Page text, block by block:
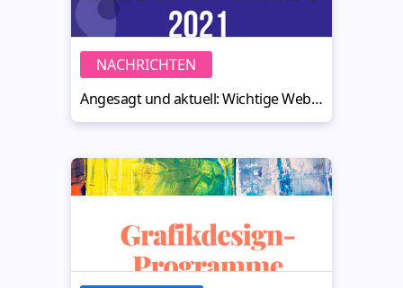
NACHRICHTEN
Angesagt und aktuell: Wichtige Webdesign Trends für 2021